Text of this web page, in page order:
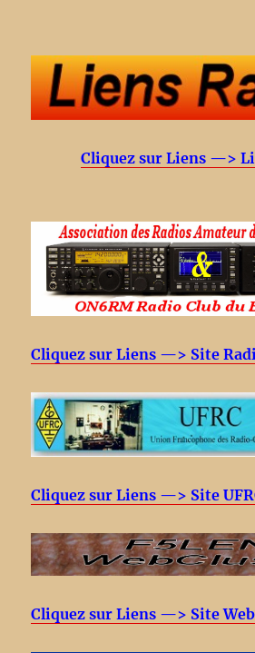
Cliquez sur Liens —>
Cliquez sur Liens —> Site
Cliquez sur Liens —> Site
Cliquez sur Liens —> Site